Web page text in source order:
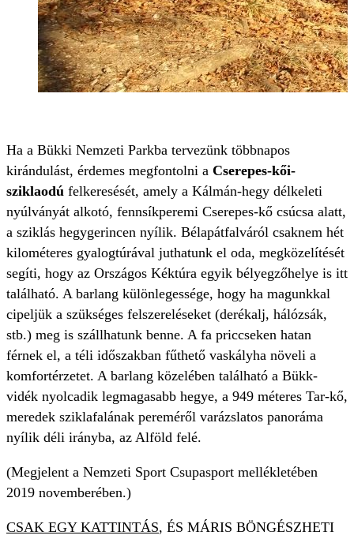
Ha a Bükki Nemzeti Parkba tervezünk többnapos
kirándulást, érdemes megfontolni a Cserepes-kői-
sziklaodú felkeresését, amely a Kálmán-hegy délkeleti
nyúlványát alkotó, fennsíkperemi Cserepes-kő csúcsa alatt,
a sziklás hegygerincen nyílik. Bélapátfalváról csaknem hét
kilométeres gyalogtúrával juthatunk el oda, megközelítését
segíti, hogy az Országos Kéktúra egyik bélyegzőhelye is itt
található. A barlang különlegessége, hogy ha magunkkal
cipeljük a szükséges felszereléseket (derékalj, hálózsák,
stb.) meg is szállhatunk benne. A fa priccseken hatan
férnek el, a téli időszakban fűthető vaskályha növeli a
komfortérzetet. A barlang közelében található a Bükk-
vidék nyolcadik legmagasabb hegye, a 949 méteres Tar-kő,
meredek sziklafalának pereméről varázslatos panoráma
nyílik déli irányba, az Alföld felé.
(Megjelent a Nemzeti Sport Csupasport mellékletében
2019 novemberében.)
CSAK EGY KATTINTÁS, ÉS MÁRIS BÖNGÉSZHETI